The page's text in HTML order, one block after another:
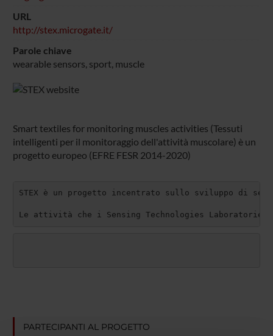
URL
http://stex.microgate.it/
Parole chiave
wearable sensors, sport, muscle
Smart textiles for monitoring muscles activities (Tessuti
intelligenti per il monitoraggio dell'attività muscolare) è un
progetto europeo (EFRE FESR 2014-2020)
STEX è un progetto incentrato sullo sviluppo di
Le attività che i Sensing Technologies
PARTECIPANTI AL PROGETTO